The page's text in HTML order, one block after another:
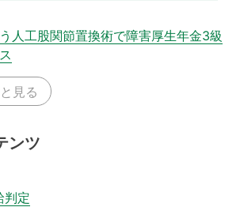
人工股関節置換術で障害厚生年金3級
見る
ンツ
判定